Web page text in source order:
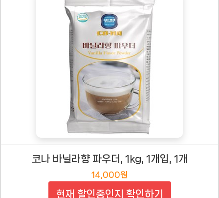
코나 바닐라향 파우더, 1kg, 1개입, 1개
14,000원
현재 할인중인지 확인하기